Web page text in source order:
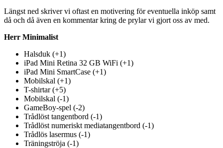
Längst ned skriver vi oftast en motivering för eventuella inköp samt
då och då även en kommentar kring de prylar vi gjort oss av med.
Herr Minimalist
Halsduk (+1)
iPad Mini Retina 32 GB WiFi (+1)
iPad Mini SmartCase (+1)
Mobilskal (+1)
T-shirtar (+5)
Mobilskal (-1)
GameBoy-spel (-2)
Trådlöst tangentbord (-1)
Trådlöst numeriskt mediatangentbord (-1)
Trådlös lasermus (-1)
Träningströja (-1)